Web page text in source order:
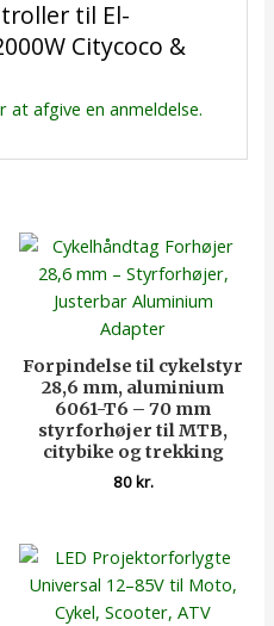
til El-
Citycoco &
at afgive en anmeldelse.
Forpindelse til cykelstyr
28,6 mm, aluminium
6061-T6 – 70 mm
styrforhøjer til MTB,
citybike og trekking
80kr.